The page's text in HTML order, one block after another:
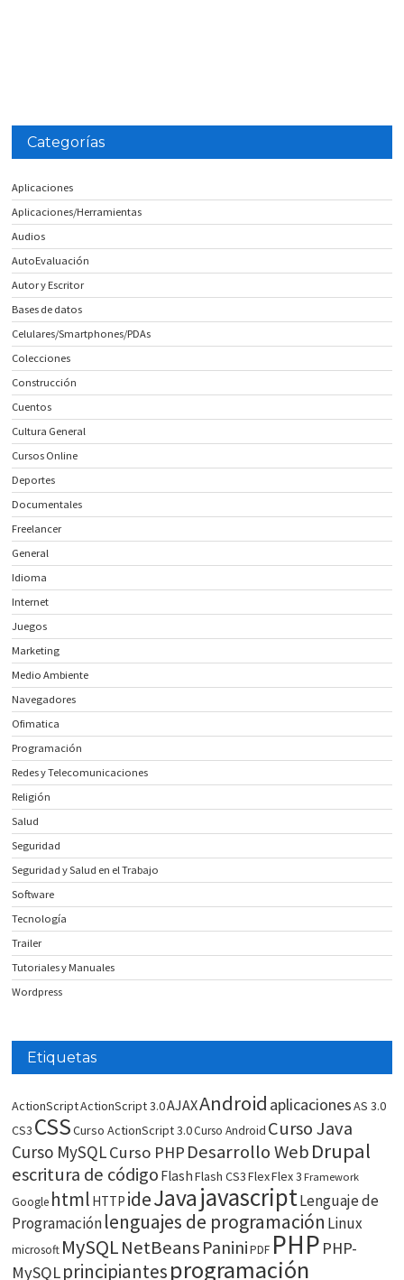
Categorías
Aplicaciones
Aplicaciones/Herramientas
Audios
AutoEvaluación
Autor y Escritor
Bases de datos
Celulares/Smartphones/PDAs
Colecciones
Construcción
Cuentos
Cultura General
Cursos Online
Deportes
Documentales
Freelancer
General
Idioma
Internet
Juegos
Marketing
Medio Ambiente
Navegadores
Ofimatica
Programación
Redes y Telecomunicaciones
Religión
Salud
Seguridad
Seguridad y Salud en el Trabajo
Software
Tecnología
Trailer
Tutoriales y Manuales
Wordpress
Etiquetas
ActionScriptActionScript 3.0AJAXAndroid aplicacionesAS 3.0
CS3 CSSCurso ActionScript 3.0Curso Android Curso Java
Curso MySQLCurso PHP Desarrollo WebDrupal
escritura de código FlashFlash CS3FlexFlex 3 Framework
Google html HTTP ideJavajavascriptLenguaje de
Programaciónlenguajes de programación Linux
microsoft MySQLNetBeans Panini PDF PHP PHP-
MySQLprincipiantesprogramación